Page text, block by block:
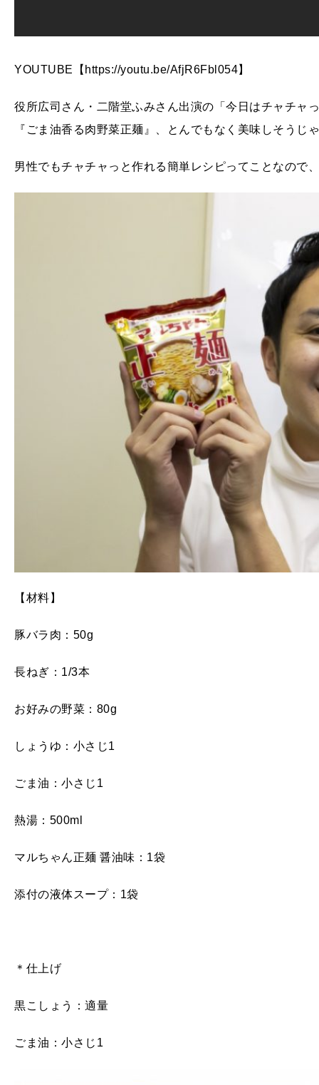
YOUTUBE【https://youtu.be/AfjR6Fbl054】
役所広司さん・二階堂ふみさん出演の「今日はチャチャ
『ごま油香る肉野菜正麺』、とんでもなく美味しそうじ
男性でもチャチャっと作れる簡単レシピってことなので
【材料】
豚バラ肉：50g
長ねぎ：1/3本
お好みの野菜：80g
しょうゆ：小さじ1
ごま油：小さじ1
熱湯：500ml
マルちゃん正麺 醤油味：1袋
添付の液体スープ：1袋
＊仕上げ
黒こしょう：適量
ごま油：小さじ1